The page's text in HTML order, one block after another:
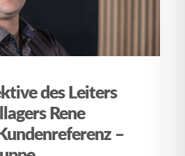
des Leiters
Rene
–